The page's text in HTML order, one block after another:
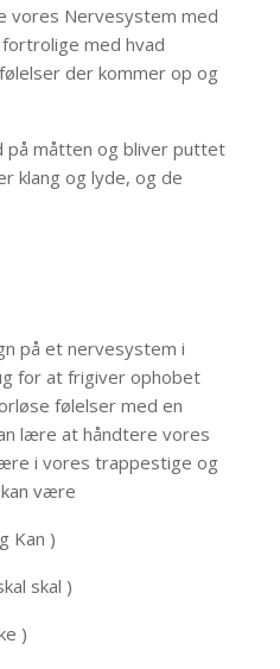
vores Nervesystem med
med hvad
der kommer op og
på måtten og bliver puttet
klang og lyde, og de
på et nervesystem i
for at frigiver ophobet
følelser med en
lære at håndtere vores
i vores trappestige og
være
Kan )
skal )
)